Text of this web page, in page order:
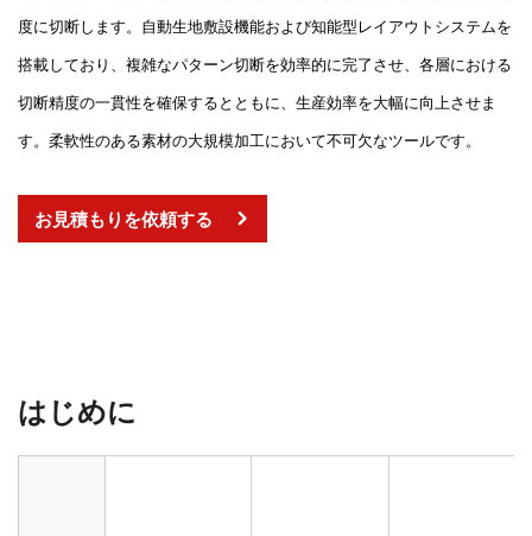
度に切断します。自動生地敷設機能および知能型レイアウトシステムを
搭載しており、複雑なパターン切断を効率的に完了させ、各層における
切断精度の一貫性を確保するとともに、生産効率を大幅に向上させま
す。柔軟性のある素材の大規模加工において不可欠なツールです。
お見積もりを依頼する
はじめに